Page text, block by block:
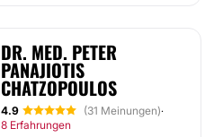
DR. MED. PETER
PANAJIOTIS
CHATZOPOULOS
4.9 (31 Meinungen)·
8 Erfahrungen